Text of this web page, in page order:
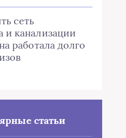
сеть
и канализации
работала долго
статьи